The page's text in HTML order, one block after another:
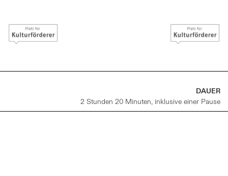
DAUER
2 Stunden 20 Minuten, inklusive einer Pause